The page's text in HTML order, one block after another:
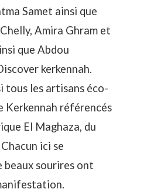
Samet ainsi que
Amira Ghram et
que Abdou
kerkennah.
tous les artisans éco-
Kerkennah référencés
El Maghaza, du
ici se
beaux sourires ont